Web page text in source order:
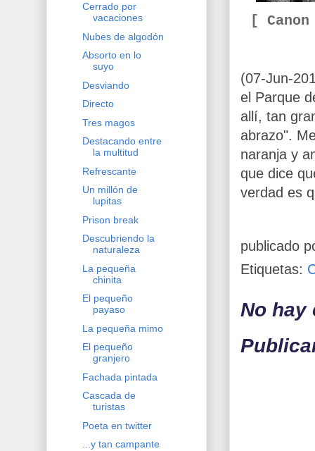
[
(07-Jun-
el Parque
allí, tan
abrazo".
naranja y
que dice
verdad es
publicado
Etiquetas:
No hay
Cerrado por
vacaciones
Nubes de algodón
Absorto en lo
suyo
Desviando
Directo
Tres magos
Destacando entre
la multitud
Refrescante
Un millón de
lupitas
Prison break
Descubriendo la
naturaleza
La pequeña
chinita
El pequeño
payaso
La pequeña mimo
El pequeño
granjero
Fachada pintada
Cascada de
turistas
Poeta en twitter
...y tan campante